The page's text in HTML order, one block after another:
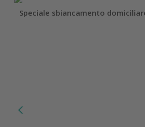
Speciale sbiancamento